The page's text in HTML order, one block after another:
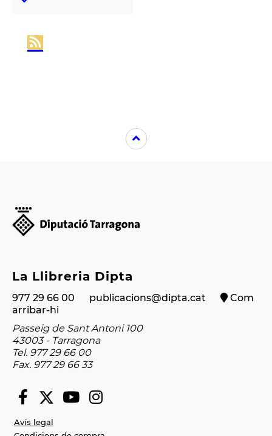
La Llibreria Dipta
977 29 66 00 publicacions@dipta.cat
Com
arribar-hi
Passeig de Sant Antoni 100
43003 - Tarragona
Tel. 977 29 66 00
Fax. 977 29 66 33
Avís legal